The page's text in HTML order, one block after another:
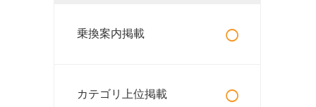
乗換案内掲載 ○
カテゴリ上位掲載 ○